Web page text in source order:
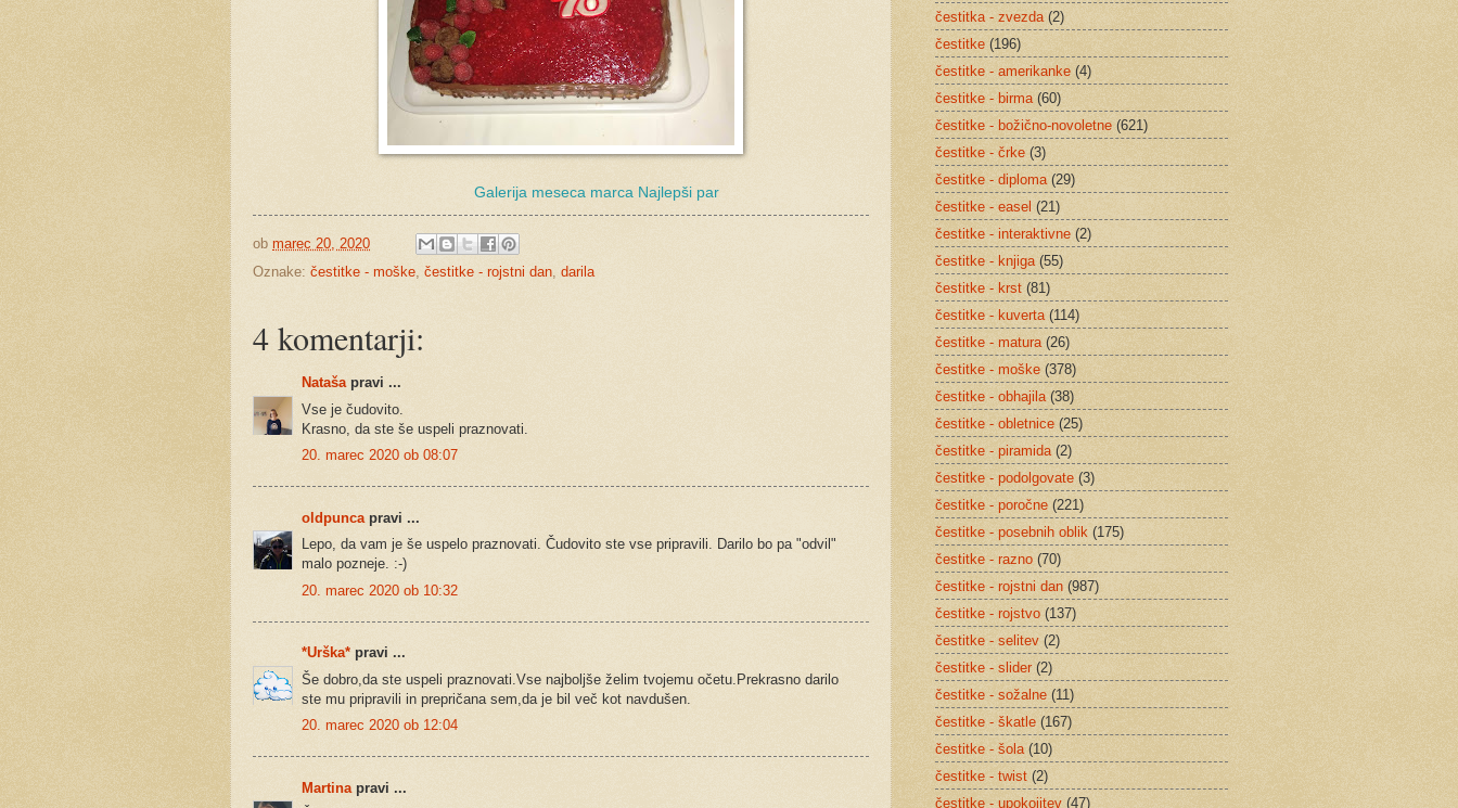
Galerija meseca marca Najlepši par
ob marec 20, 2020
Oznake: čestitke - moške, čestitke - rojstni dan, darila
4 komentarji:
Natašapravi ...
Vse je čudovito.
Krasno, da ste še uspeli praznovati.
20. marec 2020 ob 08:07
oldpunca pravi ...
Lepo, da vam je še uspelo praznovati. Čudovito ste vse pripravili. Darilo bo pa "odvil"
malo pozneje. :-)
20. marec 2020 ob 10:32
*Urška* pravi ...
Še dobro,da ste uspeli praznovati.Vse najboljše želim tvojemu očetu.Prekrasno darilo
ste mu pripravili in prepričana sem,da je bil več kot navdušen.
20. marec 2020 ob 12:04
Martina pravi ...
čestitka - zvezda (2)
čestitke (196)
čestitke - amerikanke (4)
čestitke - birma (60)
čestitke - božično-novoletne (621)
čestitke - črke (3)
čestitke - diploma (29)
čestitke - easel (21)
čestitke - interaktivne (2)
čestitke - knjiga (55)
čestitke - krst (81)
čestitke - kuverta (114)
čestitke - matura (26)
čestitke - moške (378)
čestitke - obhajila (38)
čestitke - obletnice (25)
čestitke - piramida (2)
čestitke - podolgovate (3)
čestitke - poročne (221)
čestitke - posebnih oblik (175)
čestitke - razno (70)
čestitke - rojstni dan (987)
čestitke - rojstvo (137)
čestitke - selitev (2)
čestitke - slider (2)
čestitke - sožalne (11)
čestitke - škatle (167)
čestitke - šola (10)
čestitke - twist (2)
čestitke - upokojitev (47)